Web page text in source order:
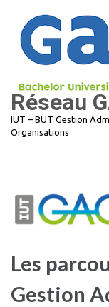
contenu
(Pressez
Entrée)
Réseau
IUT – BUT Gestion
Organisations
Les
Gestion